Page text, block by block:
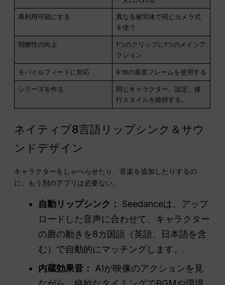
再利用可能にする
異なる被写体で同じカメラ式
を使う
明瞭性の向上
1つのクリップに1つのメインア
クション
モバイルフィードに対応 9:16の垂直フレームを使用する
シリーズを作る
同じキャラクター、設定、移
行スタイルを維持する。
ネイティブ8言語リップシンク＆サウ
ンドデザイン
キャラクターをしゃべらせたり、音楽を追加したりするの
に、もう別のアプリは必要ない。.
自動リップシンク：
Seedanceは、アップ
ロードした音声に合わせて、キャラクター
の唇の動きを8カ国語（英語、日本語を含
む）で自動的にマッチングします。.
内蔵効果音：
AIが映像のアクションを見